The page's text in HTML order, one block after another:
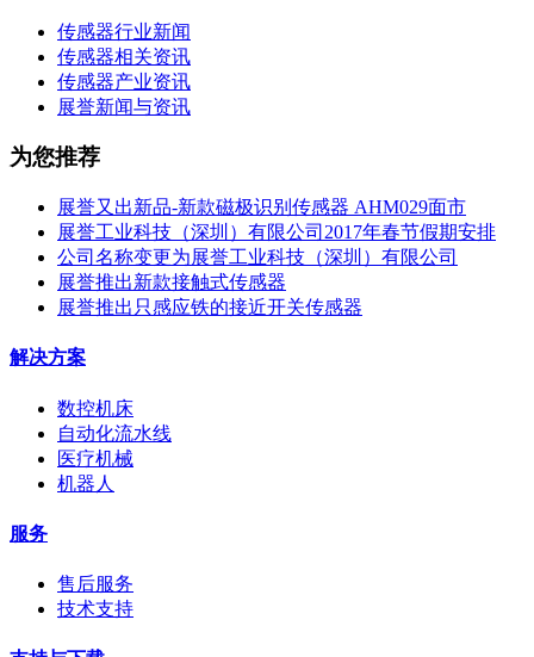
传感器行业新闻
传感器相关资讯
传感器产业资讯
展誉新闻与资讯
为您推荐
展誉又出新品-新款磁极识别传感器 AHM029面市
展誉工业科技（深圳）有限公司2017年春节假期安排
公司名称变更为展誉工业科技（深圳）有限公司
展誉推出新款接触式传感器
展誉推出只感应铁的接近开关传感器
解决方案
数控机床
自动化流水线
医疗机械
机器人
服务
售后服务
技术支持